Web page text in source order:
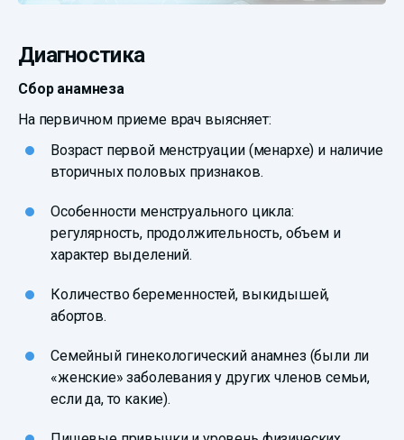
Диагностика
Сбор анамнеза
На первичном приеме врач выясняет:
Возраст первой менструации (менархе) и наличие
вторичных половых признаков.
Особенности менструального цикла:
регулярность, продолжительность, объем и
характер выделений.
Количество беременностей, выкидышей,
абортов.
Семейный гинекологический анамнез (были ли
«женские» заболевания у других членов семьи,
если да, то какие).